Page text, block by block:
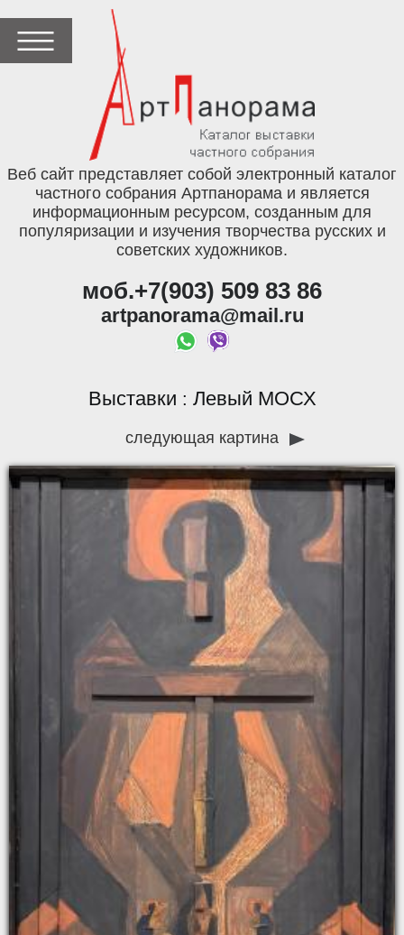
Веб сайт представляет собой электронный каталог
частного собрания Артпанорама и является
информационным ресурсом, созданным для
популяризации и изучения творчества русских и
советских художников.
моб.+7(903) 509 83 86
artpanorama@mail.ru
Выставки : Левый МОСХ
следующая картина